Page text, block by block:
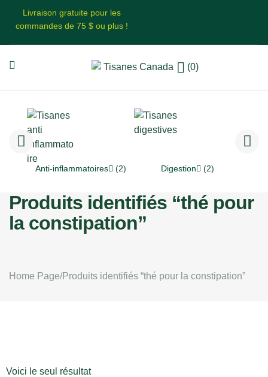
Livraison gratuite pour les
commandes de 75 $ ou plus !
(0)
Anti-inflammatoires (2) Digestion (2)
Produits identifiés “thé pour
la constipation”
Home Page/Produits identifiés “thé pour la constipation”
Voici le seul résultat